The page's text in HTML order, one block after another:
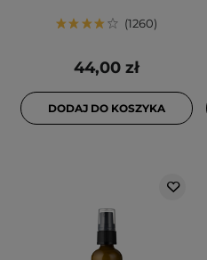
1260
44,00 zł
DODAJ DO KOSZYKA